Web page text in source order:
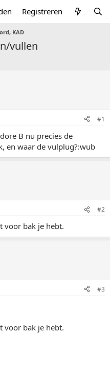
Registreren
KAD
vullen
#1
B nu precies de
en waar de vulplug?:wub
#2
voor bak je hebt.
#3
voor bak je hebt.